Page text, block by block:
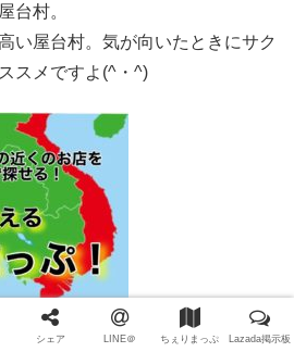
台村。
い屋台村。気が向いたときにサク
スメですよ(^・^)
ぇりまっぷに飛べます。
シェア LINE＠ ちぇりまっぷ Lazada掲示板